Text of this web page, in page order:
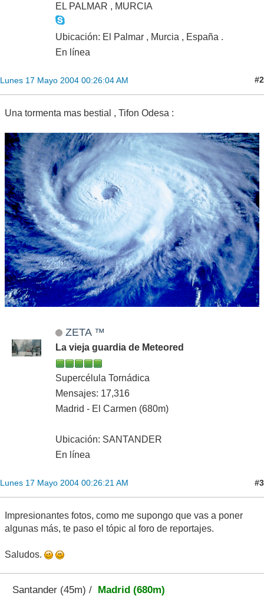
EL PALMAR , MURCIA
Ubicación: El Palmar , Murcia , España .
En línea
Lunes 17 Mayo 2004 00:26:04 AM #2
Una tormenta mas bestial , Tifon Odesa :
ZETA ™
La vieja guardia de Meteored
Supercélula Tornádica
Mensajes: 17,316
Madrid - El Carmen (680m)
Ubicación: SANTANDER
En línea
Lunes 17 Mayo 2004 00:26:21 AM #3
Impresionantes fotos, como me supongo que vas a poner
algunas más, te paso el tópic al foro de reportajes.
Saludos.
Santander (45m) / Madrid (680m)